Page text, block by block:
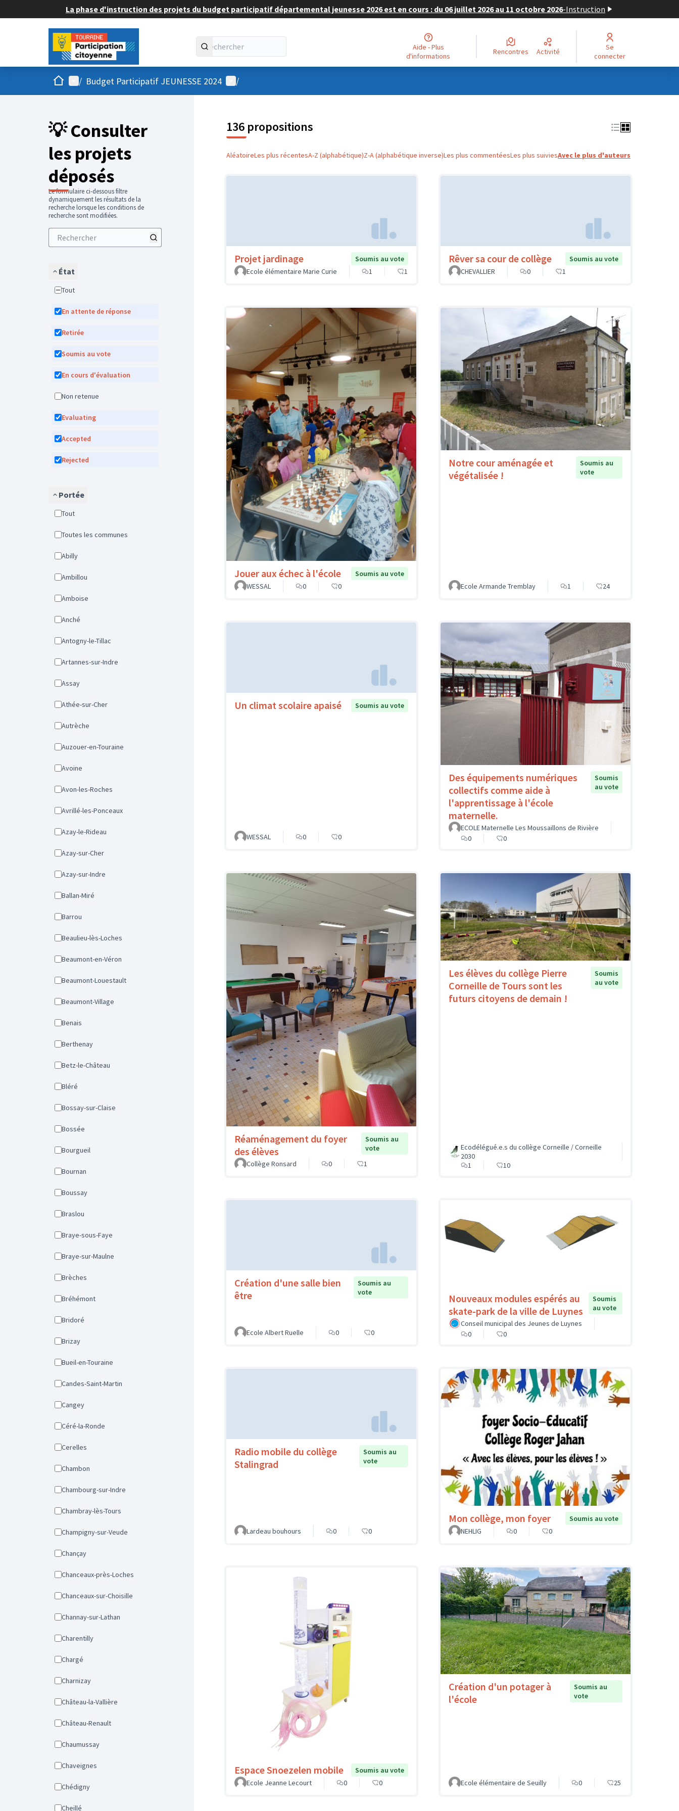
La phase d'instruction des projets du budget participatif départemental jeunesse 2026 est en cours : du 06 juillet 2026 au 11 octobre 2026-Instruction
Aide - Plus
d'informations
Rencontres Activité
Se
connecter
AccueilMenu principal
/ Budget Participatif JEUNESSE 2024 Menu utilisateur
/
💡 Consulter
les projets
déposés
Le formulaire ci-dessous filtre
dynamiquement les résultats de la
recherche lorsque les conditions de
recherche sont modifiées.
État
Tout
En attente de réponse
Retirée
Soumis au vote
En cours d'évaluation
Non retenue
Evaluating
Accepted
Rejected
Portée
Tout
Toutes les communes
Abilly
Ambillou
Amboise
Anché
Antogny-le-Tillac
Artannes-sur-Indre
Assay
Athée-sur-Cher
Autrèche
Auzouer-en-Touraine
Avoine
Avon-les-Roches
Avrillé-les-Ponceaux
Azay-le-Rideau
Azay-sur-Cher
Azay-sur-Indre
Ballan-Miré
Barrou
Beaulieu-lès-Loches
Beaumont-en-Véron
Beaumont-Louestault
Beaumont-Village
Benais
Berthenay
Betz-le-Château
Bléré
Bossay-sur-Claise
Bossée
Bourgueil
Bournan
Boussay
Braslou
Braye-sous-Faye
Braye-sur-Maulne
Brèches
Bréhémont
Bridoré
Brizay
Bueil-en-Touraine
Candes-Saint-Martin
Cangey
Céré-la-Ronde
Cerelles
Chambon
Chambourg-sur-Indre
Chambray-lès-Tours
Champigny-sur-Veude
Chançay
Chanceaux-près-Loches
Chanceaux-sur-Choisille
Channay-sur-Lathan
Charentilly
Chargé
Charnizay
Château-la-Vallière
Château-Renault
Chaumussay
Chaveignes
Chédigny
Cheillé
136 propositions
AléatoireLes plus récentesA-Z (alphabétique)Z-A (alphabétique inverse)Les plus commentéesLes plus suiviesAvec le plus d'auteurs
Projet jardinage
Soumis au vote
Ecole élémentaire Marie Curie
1 1
Rêver sa cour de collège
Soumis au vote
CHEVALLIER
0 1
Jouer aux échec à l'école
Soumis au vote
WESSAL
0 0
Notre cour aménagée et
végétalisée !
Soumis au
vote
Ecole Armande Tremblay 1 24
Un climat scolaire apaisé Soumis au vote
WESSAL 0 0
Des équipements numériques
collectifs comme aide à
l'apprentissage à l'école
maternelle.
Soumis
au vote
ECOLE Maternelle Les Moussaillons de Rivière
0
0
Réaménagement du foyer
des élèves
Soumis au
vote
Collège Ronsard
0 1
Les élèves du collège Pierre
Corneille de Tours sont les
futurs citoyens de demain !
Soumis
au vote
Ecodélégué.e.s du collège Corneille / Corneille
2030
1
10
Création d'une salle bien
être
Soumis au
vote
Ecole Albert Ruelle 0 0
Nouveaux modules espérés au
skate-park de la ville de Luynes
Soumis
au vote
Conseil municipal des Jeunes de Luynes
0
0
Radio mobile du collège
Stalingrad
Soumis au
vote
Lardeau bouhours 0 0
Mon collège, mon foyer
Soumis au vote
NEHLIG
0 0
Espace Snoezelen mobile
Soumis au vote
Ecole Jeanne Lecourt
0 0
Création d'un potager à
l'école
Soumis au
vote
Ecole élémentaire de Seuilly 0 25